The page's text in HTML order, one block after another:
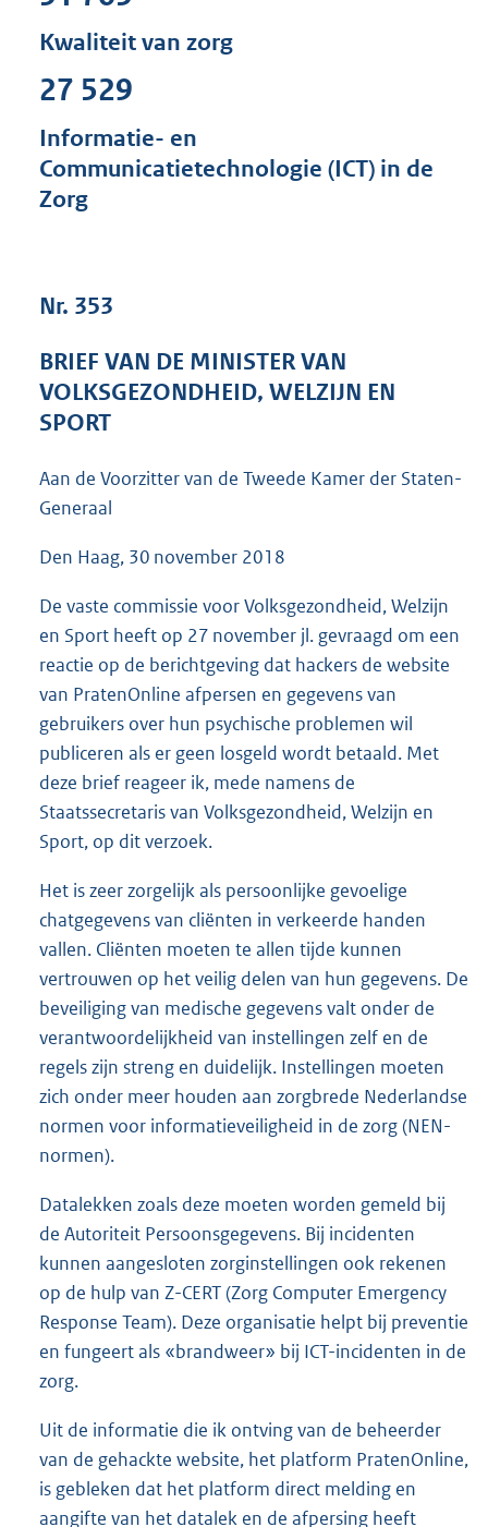
t
Kwaliteit van zorg
27 529
Informatie- en
Communicatietechnologie (ICT) in de
Zorg
Nr. 353
BRIEF VAN DE MINISTER VAN
VOLKSGEZONDHEID, WELZIJN EN
SPORT
Aan de Voorzitter van de Tweede Kamer der Staten-
Generaal
Den Haag, 30 november 2018
De vaste commissie voor Volksgezondheid, Welzijn
en Sport heeft op 27 november jl. gevraagd om een
reactie op de berichtgeving dat hackers de website
van PratenOnline afpersen en gegevens van
gebruikers over hun psychische problemen wil
publiceren als er geen losgeld wordt betaald. Met
deze brief reageer ik, mede namens de
Staatssecretaris van Volksgezondheid, Welzijn en
Sport, op dit verzoek.
Het is zeer zorgelijk als persoonlijke gevoelige
chatgegevens van cliënten in verkeerde handen
vallen. Cliënten moeten te allen tijde kunnen
vertrouwen op het veilig delen van hun gegevens. De
beveiliging van medische gegevens valt onder de
verantwoordelijkheid van instellingen zelf en de
regels zijn streng en duidelijk. Instellingen moeten
zich onder meer houden aan zorgbrede Nederlandse
normen voor informatieveiligheid in de zorg (NEN-
normen).
Datalekken zoals deze moeten worden gemeld bij
de Autoriteit Persoonsgegevens. Bij incidenten
kunnen aangesloten zorginstellingen ook rekenen
op de hulp van Z-CERT (Zorg Computer Emergency
Response Team). Deze organisatie helpt bij preventie
en fungeert als «brandweer» bij ICT-incidenten in de
zorg.
Uit de informatie die ik ontving van de beheerder
van de gehackte website, het platform PratenOnline,
is gebleken dat het platform direct melding en
aangifte van het datalek en de afpersing heeft